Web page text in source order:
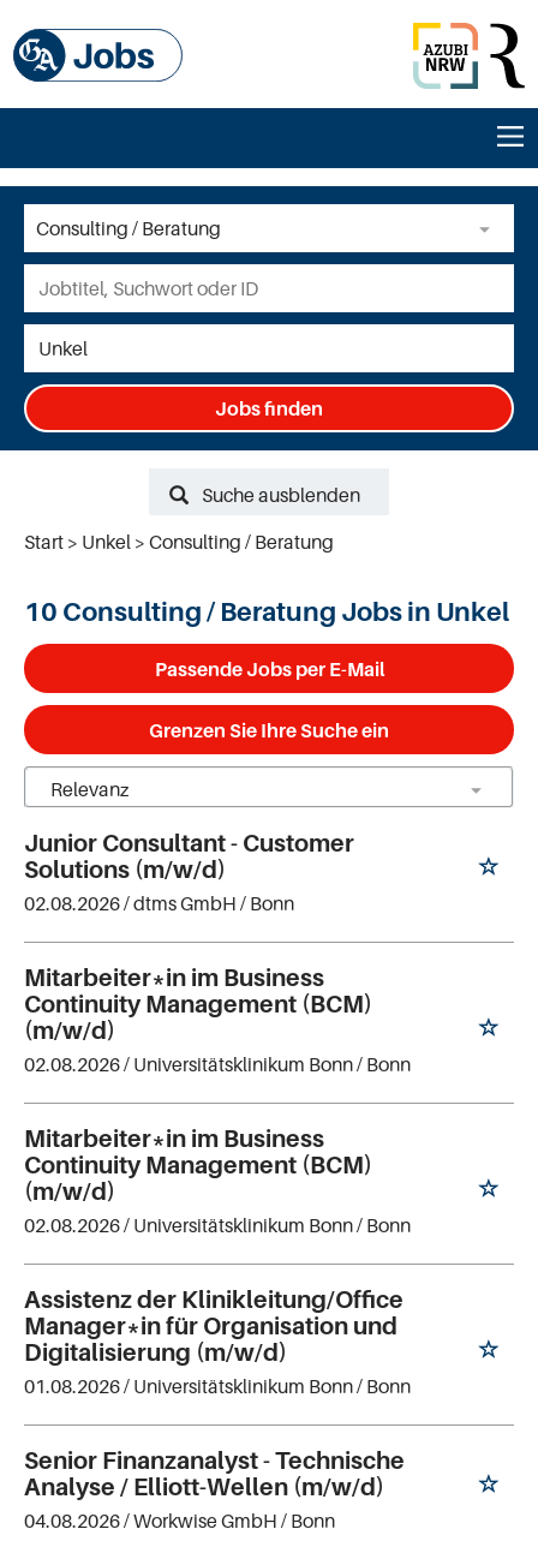
Jobs finden
Suche ausblenden
Start
Unkel Consulting / Beratung
10 Consulting / Beratung Jobs in Unkel
Passende Jobs per E-Mail
Grenzen Sie Ihre Suche ein
Junior Consultant - Customer
Solutions (m/w/d)
02.08.2026 /dtms GmbH / Bonn
Mitarbeiter*in im Business
Continuity Management (BCM)
(m/w/d)
02.08.2026 / Universitätsklinikum Bonn/ Bonn
Mitarbeiter*in im Business
Continuity Management (BCM)
(m/w/d)
02.08.2026 / Universitätsklinikum Bonn/ Bonn
Assistenz der Klinikleitung/Office
Manager*in für Organisation und
Digitalisierung (m/w/d)
01.08.2026 / Universitätsklinikum Bonn/ Bonn
Senior Finanzanalyst - Technische
Analyse / Elliott-Wellen (m/w/d)
04.08.2026 /Workwise GmbH / Bonn